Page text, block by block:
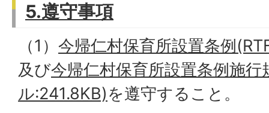
5.遵守事項
（1） 今帰仁村保育所設置条例
及び今帰仁村保育所設置条例施行
ル:241.8KB)を遵守すること。